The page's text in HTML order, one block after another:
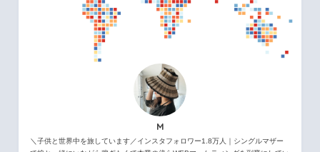
M
＼子供と世界中を旅しています／インスタフォロワー1.8万人｜シングルマザー